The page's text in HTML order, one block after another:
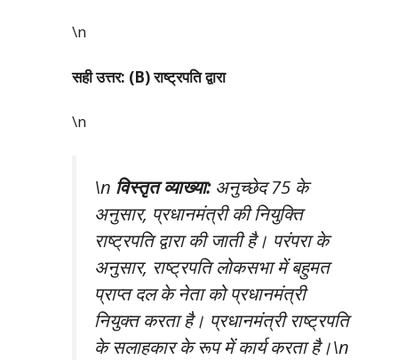
\n
सही उत्तर: (B) राष्ट्रपति द्वारा
\n
\n विस्तृत व्याख्या:अनुच्छेद 75 के
अनुसार, प्रधानमंत्री की नियुक्ति
राष्ट्रपति द्वारा की जाती है। परंपरा के
अनुसार, राष्ट्रपति लोकसभा में बहुमत
प्राप्त दल के नेता को प्रधानमंत्री
नियुक्त करता है। प्रधानमंत्री राष्ट्रपति
के सलाहकार के रूप में कार्य करता है।\n